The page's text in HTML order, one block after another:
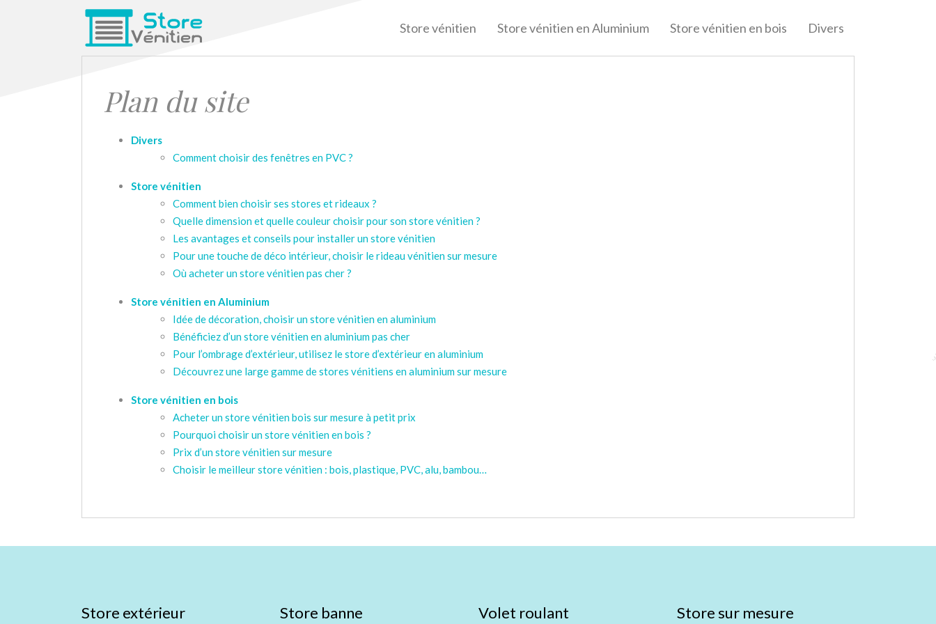
Store vénitien Store vénitien en Aluminium Store vénitien en bois Divers
Plan du site
Divers
Comment choisir des fenêtres en PVC ?
Store vénitien
Comment bien choisir ses stores et rideaux ?
Quelle dimension et quelle couleur choisir pour son store vénitien ?
Les avantages et conseils pour installer un store vénitien
Pour une touche de déco intérieur, choisir le rideau vénitien sur mesure
Où acheter un store vénitien pas cher ?
Store vénitien en Aluminium
Idée de décoration, choisir un store vénitien en aluminium
Bénéficiez d’un store vénitien en aluminium pas cher
Pour l’ombrage d’extérieur, utilisez le store d’extérieur en aluminium
Découvrez une large gamme de stores vénitiens en aluminium sur mesure
Store vénitien en bois
Acheter un store vénitien bois sur mesure à petit prix
Pourquoi choisir un store vénitien en bois ?
Prix d’un store vénitien sur mesure
Choisir le meilleur store vénitien : bois, plastique, PVC, alu, bambou…
Store extérieur Store banne Volet roulant Store sur mesure